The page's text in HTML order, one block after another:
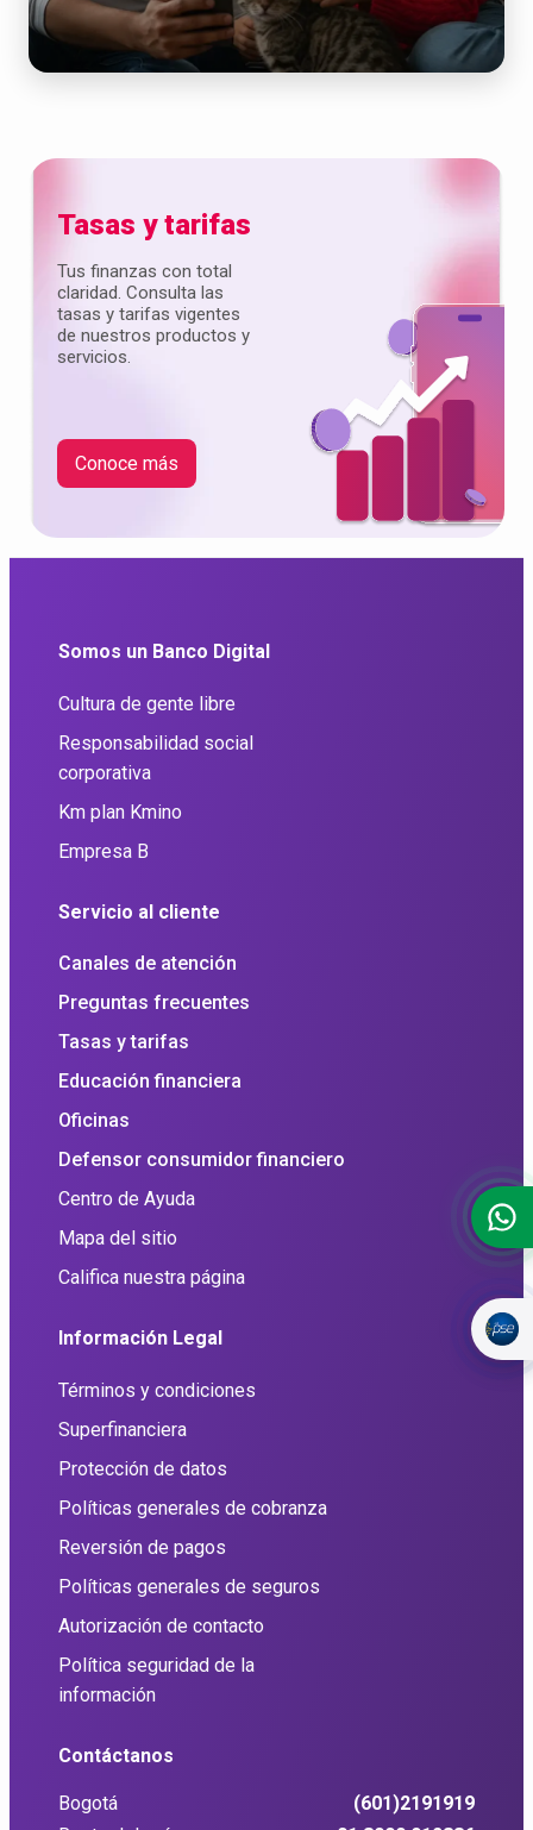
Tasas y tarifas
Tus finanzas con total
claridad. Consulta las
tasas y tarifas vigentes
de nuestros productos y
servicios.
Conoce más
Somos un Banco Digital
Cultura de gente libre
Responsabilidad social
corporativa
Km plan Kmino
Empresa B
Servicio al cliente
Canales de atención
Preguntas frecuentes
Tasas y tarifas
Educación financiera
Oficinas
Defensor consumidor financiero
Centro de Ayuda
Mapa del sitio
Califica nuestra página
Información Legal
Términos y condiciones
Superfinanciera
Protección de datos
Políticas generales de cobranza
Reversión de pagos
Políticas generales de seguros
Autorización de contacto
Política seguridad de la
información
Contáctanos
Bogotá
(601)2191919